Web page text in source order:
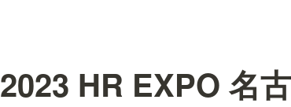
2023 HR EXPO 名